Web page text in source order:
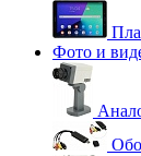
Фото и